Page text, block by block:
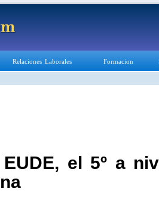
Relaciones Laborales Formacion
el 5º a